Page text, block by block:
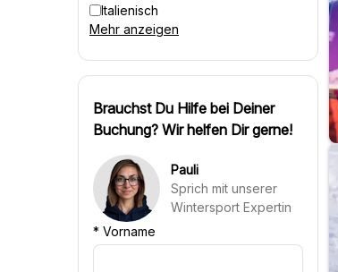
Italienisch
Spanisch
Dänisch
Schwedisch
Finnisch
Russisch
Slowenisch
Slowakisch
Portugiesisch
Kroatisch
Mehr anzeigen
Brauchst Du Hilfe bei Deiner
Buchung? Wir helfen Dir gerne!
Pauli
Sprich mit unserer
Wintersport Expertin
* Vorname